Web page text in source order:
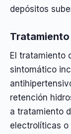
depósitos
Tratamiento
El tratamiento
sintomático
retención
a tratamiento
electrolíticas